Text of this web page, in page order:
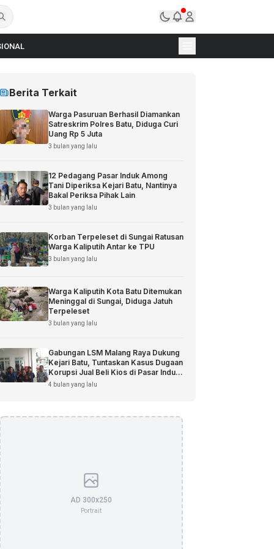
Berita Terkait
Warga Pasuruan Berhasil Diamankan
Satreskrim Polres Batu, Diduga Curi
Uang Rp 5 Juta
3 bulan yang lalu
12 Pedagang Pasar Induk Among
Tani Diperiksa Kejari Batu, Nantinya
Bakal Periksa Pihak Lain
3 bulan yang lalu
Korban Terpeleset di Sungai Ratusan
Warga Kaliputih Antar ke TPU
3 bulan yang lalu
Warga Kaliputih Kota Batu Ditemukan
Meninggal di Sungai, Diduga Jatuh
Terpeleset
3 bulan yang lalu
Gabungan LSM Malang Raya Dukung
Kejari Batu, Tuntaskan Kasus Dugaan
Korupsi Jual Beli Kios di Pasar Induk
Among Tani
4 bulan yang lalu
AD 300x250
Portrait